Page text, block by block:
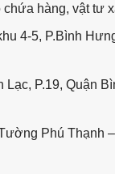
chứa hàng, vật tư
4-5, P.Bình
Lạc, P.19, Quận
Phú Thạnh